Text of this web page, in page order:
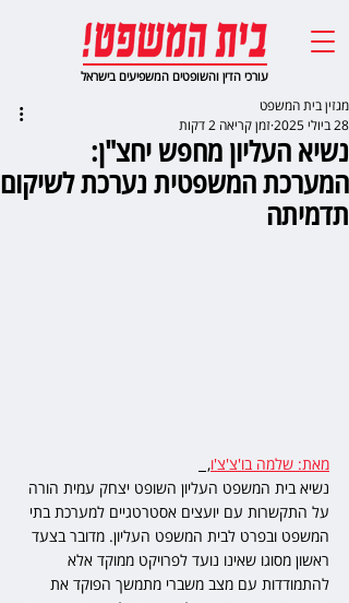
עורכי הדין והשופטים המשפיעים בישראל
נשיא העליון מחפש יחצ"ן:
המערכת המשפטית נערכת לשיקום
תדמיתה
מגזין בית המשפט
28 ביולי 2025
זמן קריאה 2 דקות
מאת: שלמה בו'צ'צ'ו,
נשיא בית המשפט העליון השופט יצחק עמית הורה
על התקשרות עם יועצים אסטרטגיים למערכת בתי
המשפט ובפרט לבית המשפט העליון. מדובר בצעד
ראשון מסוגו שאינו נועד לפרויקט ממוקד אלא
להתמודדות עם מצב משברי מתמשך הפוקד את